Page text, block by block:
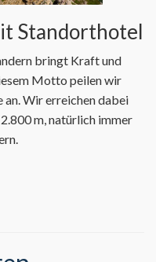
Standorthotel
bringt Kraft und
Motto peilen wir
an. Wir erreichen dabei
m, natürlich immer